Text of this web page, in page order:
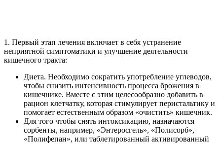
1. Первый этап лечения включает в себя устранение
неприятной симптоматики и улучшение деятельности
кишечного тракта:
Диета. Необходимо сократить употребление углеводов,
чтобы снизить интенсивность процесса брожения в
кишечнике. Вместе с этим целесообразно добавить в
рацион клетчатку, которая стимулирует перистальтику и
помогает естественным образом «очистить» кишечник.
Для того чтобы снять интоксикацию, назначаются
сорбенты, например, «Энтеросгель», «Полисорб»,
«Полифепан», или таблетированный активированный